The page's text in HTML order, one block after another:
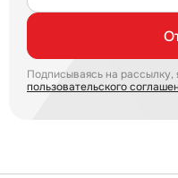
Подписываясь на
пользовательского